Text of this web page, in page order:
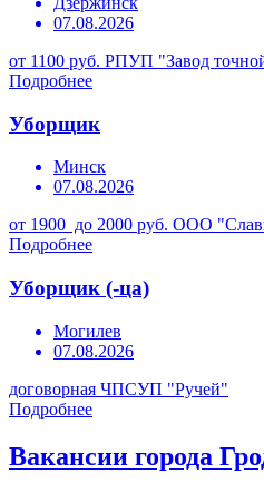
07.08.2026
от 1100 руб. РПУП "Завод
Подробнее
Уборщик
Минск
07.08.2026
от 1900 до 2000 руб. ООО
Подробнее
Уборщик (-ца)
Могилев
07.08.2026
договорная ЧПСУП "Ручей"
Подробнее
Вакансии города